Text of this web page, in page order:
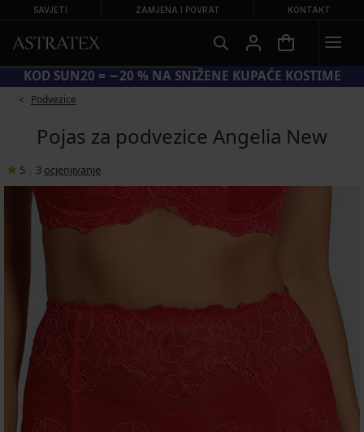
SAVJETI ZAMJENA I POVRAT KONTAKT
KOD SUN20 = −20 % NA SNIŽENE KUPAĆE KOSTIME
Podvezice
Pojas za podvezice Angelia New
5 3 ocjenjivanje